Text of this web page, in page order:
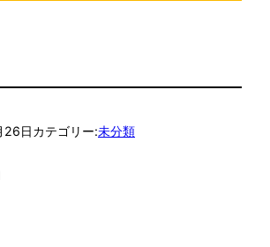
26日カテゴリー:未分類